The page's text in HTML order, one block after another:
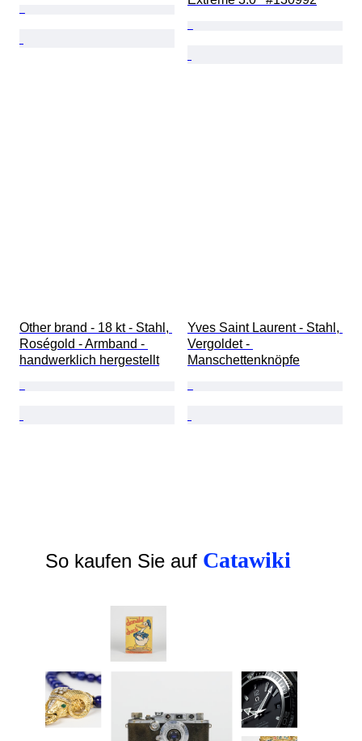
Other brand - 18 kt - Stahl,
Roségold - Armband -
handwerklich hergestellt
Yves Saint Laurent - Stahl,
Vergoldet -
Manschettenknöpfe
So kaufen Sie auf Catawiki